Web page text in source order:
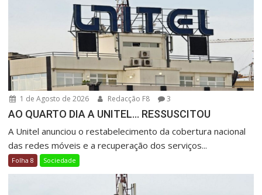
1 de Agosto de 2026 Redacção F8 3
AO QUARTO DIA A UNITEL… RESSUSCITOU
A Unitel anunciou o restabelecimento da cobertura nacional
das redes móveis e a recuperação dos serviços...
Folha 8 Sociedade